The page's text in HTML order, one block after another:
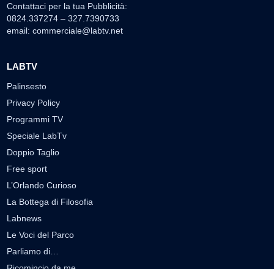
Contattaci per la tua Pubblicità:
0824.337274 – 327.7390733
email: commerciale@labtv.net
LABTV
Palinsesto
Privacy Policy
Programmi TV
Speciale LabTv
Doppio Taglio
Free sport
L’Orlando Curioso
La Bottega di Filosofia
Labnews
Le Voci del Parco
Parliamo di…